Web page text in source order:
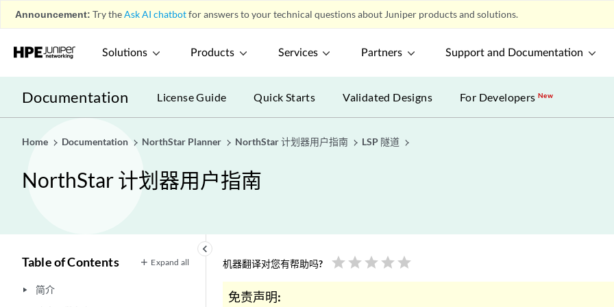
Announcement: Try theAsk AI chatbotfor answers to your technical questions about Juniper products and solutions.
Solutions Products Services Partners Support and Documentation
Documentation License Guide Quick Starts Validated Designs For DevelopersNew
Home Documentation NorthStar Planner NorthStar 计划器用户指南 LSP 隧道
NorthStar 计划器用户指南
keyboard_arrow_left
Table of Contents Expand all
play_arrow 简介
机器翻译对您有帮助吗? star star star star star
免责声明: